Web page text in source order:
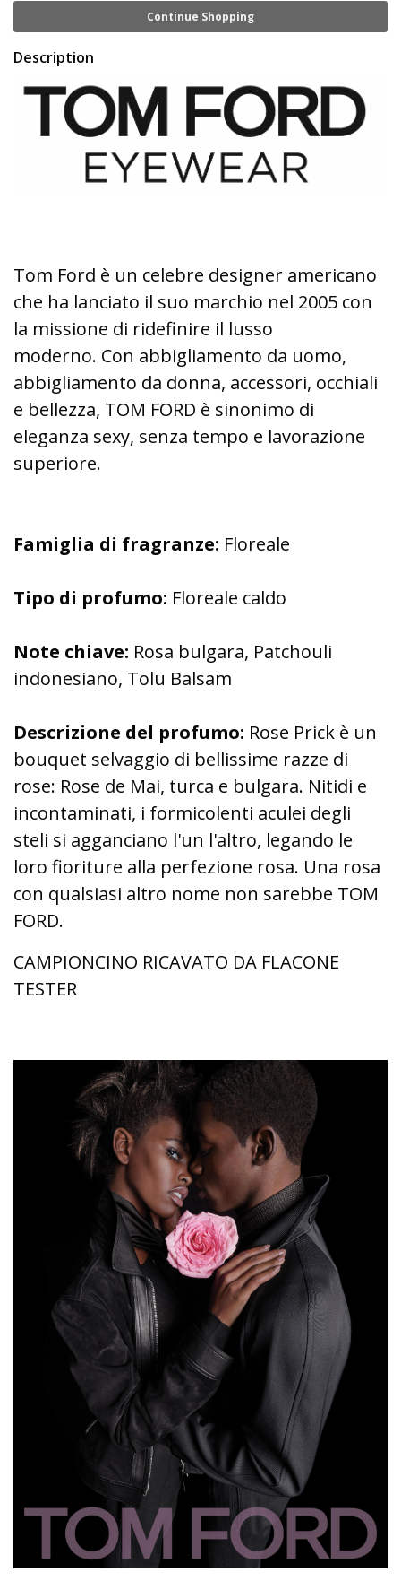
Continue Shopping
Description
Tom Ford è un celebre designer americano
che ha lanciato il suo marchio nel 2005 con
la missione di ridefinire il lusso
moderno. Con abbigliamento da uomo,
abbigliamento da donna, accessori, occhiali
e bellezza, TOM FORD è sinonimo di
eleganza sexy, senza tempo e lavorazione
superiore.
Famiglia di fragranze: Floreale
Tipo di profumo: Floreale caldo
Note chiave: Rosa bulgara, Patchouli
indonesiano, Tolu Balsam
Descrizione del profumo: Rose Prick è un
bouquet selvaggio di bellissime razze di
rose: Rose de Mai, turca e bulgara. Nitidi e
incontaminati, i formicolenti aculei degli
steli si agganciano l'un l'altro, legando le
loro fioriture alla perfezione rosa. Una rosa
con qualsiasi altro nome non sarebbe TOM
FORD.
CAMPIONCINO RICAVATO DA FLACONE
TESTER